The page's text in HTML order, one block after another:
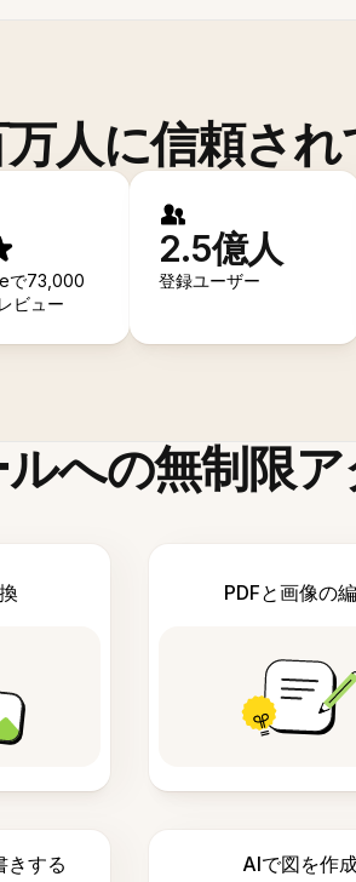
人に信頼さ
で73,000
ビュー
2.5億人
登録ユーザー
への無制限ア
PDFと画像の
きする AIで図を作